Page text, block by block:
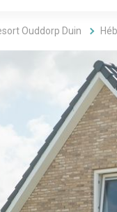
Ouddorp Duin